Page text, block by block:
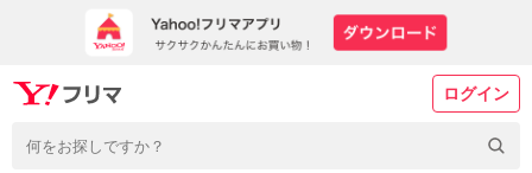
ログイン